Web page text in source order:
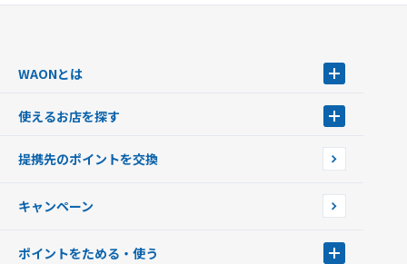
WAONとは
WAONを申込む
インターネット上でのお買い物について（ネット決済）
使えるお店を探す
店舗検索
イオン銀行ATM設置場所
提携先のポイントを交換
キャンペーン
ポイントをためる・使う